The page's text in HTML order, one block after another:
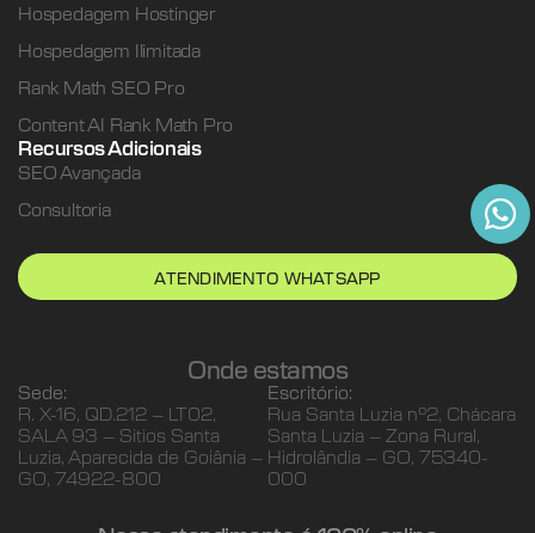
Hospedagem Hostinger
Hospedagem Ilimitada
Rank Math SEO Pro
Content AI Rank Math Pro
Recursos Adicionais
SEO Avançada
Consultoria
ATENDIMENTO WHATSAPP
Onde estamos
Sede:
R. X-16, QD.212 – LT02,
SALA 93 – Sitios Santa
Luzia, Aparecida de Goiânia –
GO, 74922-800
Escritório:
Rua Santa Luzia nº2, Chácara
Santa Luzia – Zona Rural,
Hidrolândia – GO, 75340-
000